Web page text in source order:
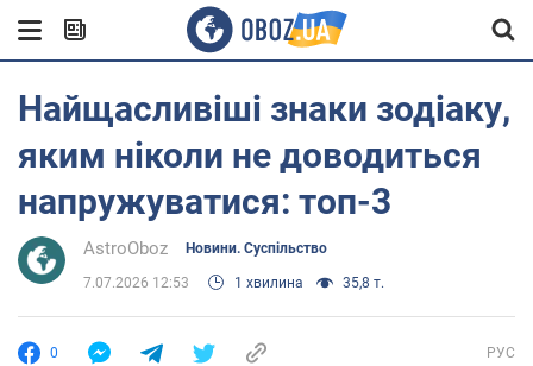
Найщасливіші знаки зодіаку,
яким ніколи не доводиться
напружуватися: топ-3
AstroOboz Новини. Суспільство
7.07.2026 12:53 1 хвилина 35,8 т.
0 РУС